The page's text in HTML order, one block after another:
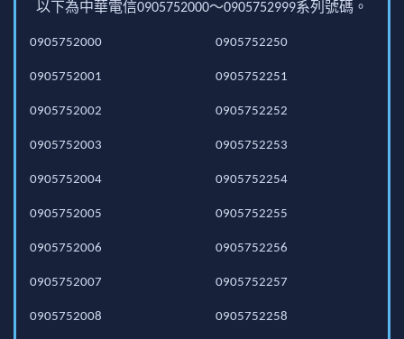
以下為中華電信0905752000～0905752999系列號碼。
0905752000
0905752001
0905752002
0905752003
0905752004
0905752005
0905752006
0905752007
0905752008
0905752250
0905752251
0905752252
0905752253
0905752254
0905752255
0905752256
0905752257
0905752258